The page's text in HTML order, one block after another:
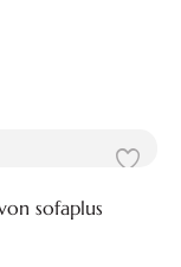
sofaplus